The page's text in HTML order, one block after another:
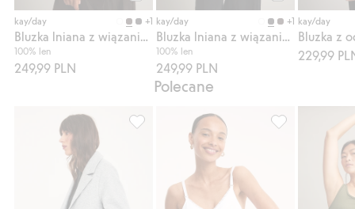
Kup
kay/day +1
100% len
249,99 PLN
Kup
kay/day +1
100% len
249,99 PLN
kay/day
229,99
Polecane
Kurtka z kołnierzem, Dodaj do listy
Stanik do